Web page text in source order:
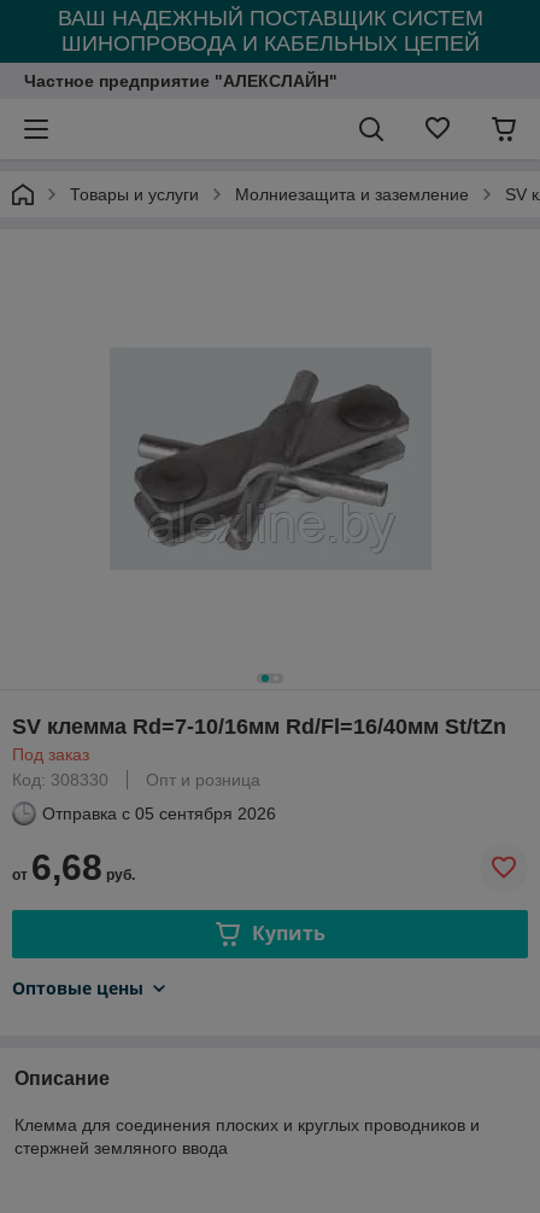
ВАШ НАДЕЖНЫЙ ПОСТАВЩИК СИСТЕМ
ШИНОПРОВОДА И КАБЕЛЬНЫХ ЦЕПЕЙ
Частное предприятие "АЛЕКСЛАЙН"
Товары и услуги Молниезащита и заземление SV
SV клемма Rd=7-10/16мм Rd/Fl=16/40мм St/tZn
Под заказ
Код: 308330
Опт и розница
Отправка с 05 сентября 2026
от 6,68 руб.
Купить
Оптовые цены
Описание
Клемма для соединения плоских и круглых проводников и
стержней земляного ввода